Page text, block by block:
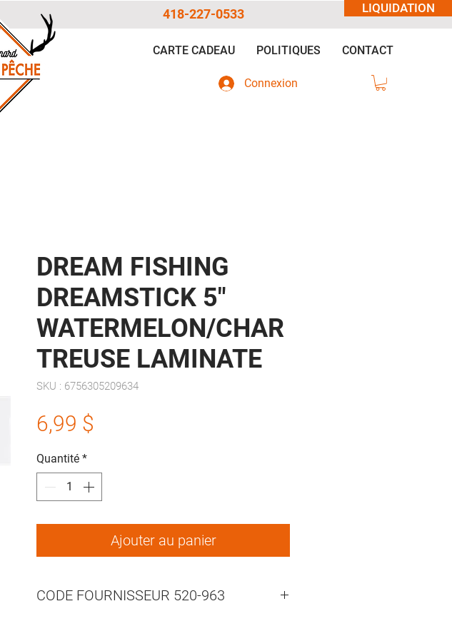
LIQUIDATION
418-227-0533
CARTE CADEAU POLITIQUES CONTACT
Connexion
DREAM FISHING
DREAMSTICK 5"
WATERMELON/CHAR
TREUSE LAMINATE
SKU : 6756305209634
6,99 $
Quantité *
Ajouter au panier
CODE FOURNISSEUR 520-963